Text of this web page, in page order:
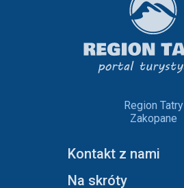
Region Tatry
Zakopane
Kontakt z nami
Na skróty